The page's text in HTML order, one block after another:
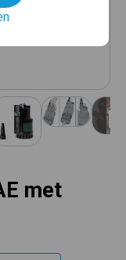
u nodig heeft
met